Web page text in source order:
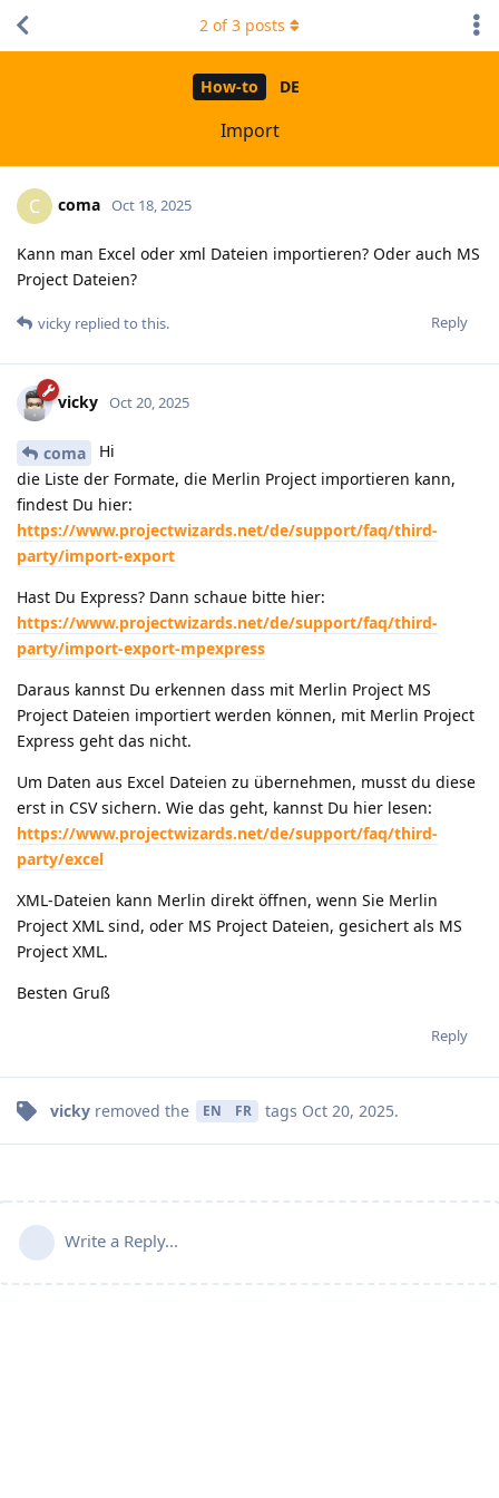
How-to DE
Import
2 of3 posts
C coma Oct 18, 2025
Kann man Excel oder xml Dateien importieren? Oder auch MS
Project Dateien?
Reply
vicky replied to this.
vicky Oct 20, 2025
coma
Hi
die Liste der Formate, die Merlin Project importieren kann,
findest Du hier:
https://www.projectwizards.net/de/support/faq/third-
party/import-export
Hast Du Express? Dann schaue bitte hier:
https://www.projectwizards.net/de/support/faq/third-
party/import-export-mpexpress
Daraus kannst Du erkennen dass mit Merlin Project MS
Project Dateien importiert werden können, mit Merlin Project
Express geht das nicht.
Um Daten aus Excel Dateien zu übernehmen, musst du diese
erst in CSV sichern. Wie das geht, kannst Du hier lesen:
https://www.projectwizards.net/de/support/faq/third-
party/excel
XML-Dateien kann Merlin direkt öffnen, wenn Sie Merlin
Project XML sind, oder MS Project Dateien, gesichert als MS
Project XML.
Besten Gruß
Reply
vicky removed the EN FR tags Oct 20, 2025.
Write a Reply...